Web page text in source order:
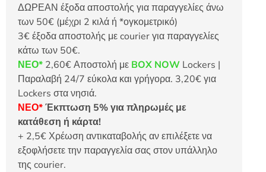
ΔΩΡΕΑΝ έξοδα αποστολής για παραγγελίες άνω
των 50€ (μέχρι 2 κιλά ή *ογκομετρικό)
3€ έξοδα αποστολής με courier για παραγγελίες
κάτω των 50€.
ΝΕΟ* 2,60€ Αποστολή με BOX NOW Lockers |
Παραλαβή 24/7 εύκολα και γρήγορα. 3,20€ για
Lockers στα νησιά.
ΝΕΟ*Έκπτωση 5% για πληρωμές με
κατάθεση ή κάρτα!
+ 2,5€ Χρέωση αντικαταβολής αν επιλέξετε να
εξοφλήσετε την παραγγελία σας στον υπάλληλο
της courier.